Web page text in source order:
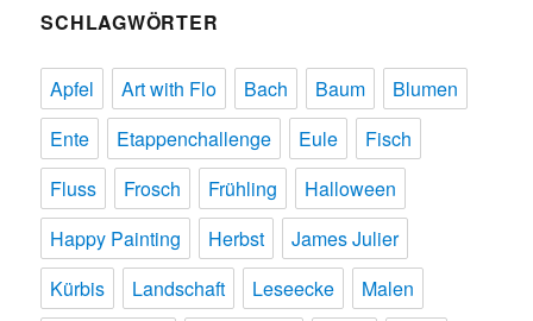
SCHLAGWÖRTER
Apfel Art with Flo Bach Baum
Blumen
Ente
Etappenchallenge Eule
Fisch
Fluss
Frosch Frühling
Halloween
Happy Painting
Herbst
James Julier
Kürbis
Landschaft Leseecke
Malen